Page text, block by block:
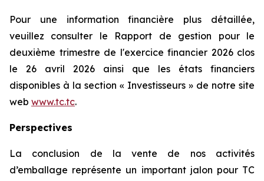
Pour une information financière plus détaillée,
veuillez consulter le Rapport de gestion pour le
deuxième trimestre de l'exercice financier 2026 clos
le 26 avril 2026 ainsi que les états financiers
disponibles à la section « Investisseurs » de notre site
web www.tc.tc.
Perspectives
La conclusion de la vente de nos activités
d’emballage représente un important jalon pour TC